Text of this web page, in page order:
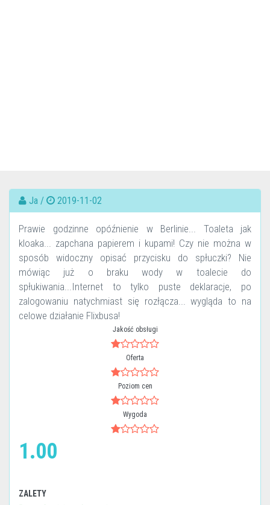
Ja / 2019-11-02
Prawie godzinne opóźnienie w Berlinie... Toaleta jak
kloaka... zapchana papierem i kupami! Czy nie można w
sposób widoczny opisać przycisku do spłuczki? Nie
mówiąc już o braku wody w toalecie do
spłukiwania...Internet to tylko puste deklaracje, po
zalogowaniu natychmiast się rozłącza... wygląda to na
celowe działanie Flixbusa!
Jakość obsługi
Oferta
Poziom cen
Wygoda
1.00
ZALETY